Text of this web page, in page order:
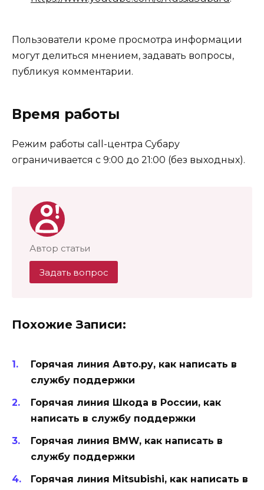
Пользователи кроме просмотра информации
могут делиться мнением, задавать вопросы,
публикуя комментарии.
Время работы
Режим работы call-центра Субару
ограничивается с 9:00 до 21:00 (без выходных).
Автор статьи
Задать вопрос
Похожие Записи:
Горячая линия Авто.ру, как написать в
службу поддержки
Горячая линия Шкода в России, как
написать в службу поддержки
Горячая линия BMW, как написать в
службу поддержки
Горячая линия Mitsubishi, как написать в